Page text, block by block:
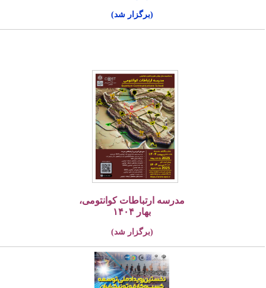
(برگزار شد)
مدرسه ارتباطات کوانتومی،
بهار ۱۴۰۴
(برگزار شد)